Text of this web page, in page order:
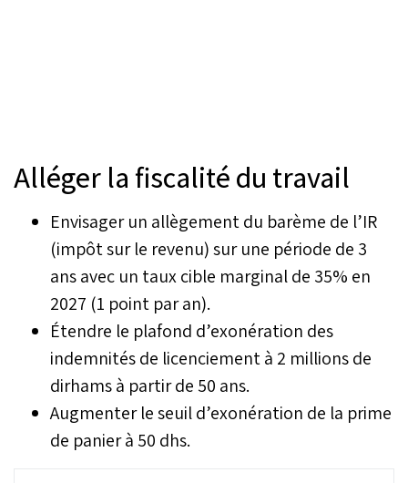
Alléger la fiscalité du travail
Envisager un allègement du barème de l’IR
(impôt sur le revenu) sur une période de 3
ans avec un taux cible marginal de 35% en
2027 (1 point par an).
Étendre le plafond d’exonération des
indemnités de licenciement à 2 millions de
dirhams à partir de 50 ans.
Augmenter le seuil d’exonération de la prime
de panier à 50 dhs.